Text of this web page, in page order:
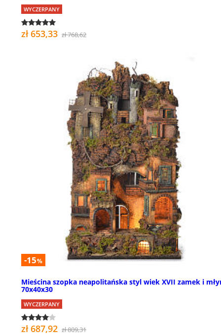
WYCZERPANY
zł 653,33 zł 768,62
-15%
Mieścina szopka neapolitańska styl wiek XVII zamek i
70x40x30
WYCZERPANY
zł 687,92 zł 809,31